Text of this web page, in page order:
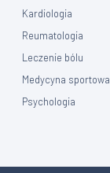
Kardiologia
Reumatologia
Leczenie bólu
Medycyna sportowa
Psychologia